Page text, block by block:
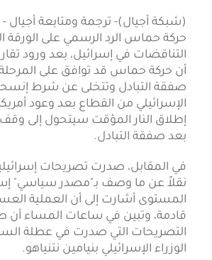
(شبكة أجيال)- ترجمة ومتابعة أجيال -
حركة حماس الرد الرسمي على الورقة
التناقضات في إسرائيل، بعد ورود
أن حركة حماس قد توافق على المرحلة
صفقة التبادل وتتخلى عن شرط
الإسرائيلي من القطاع بعد وعود
إطلاق النار المؤقت سيتحول إلى
بعد صفقة التبادل.
في المقابل، صدرت تصريحات
نقلاً عن ما وصف بـ"مصدر سياسي"
المستوى أشارت إلى أن العملية
قادمة، وتبين في ساعات المساء
التصريحات التي صدرت في عطلة
الوزراء الإسرائيلي بنيامين نتنياهو.